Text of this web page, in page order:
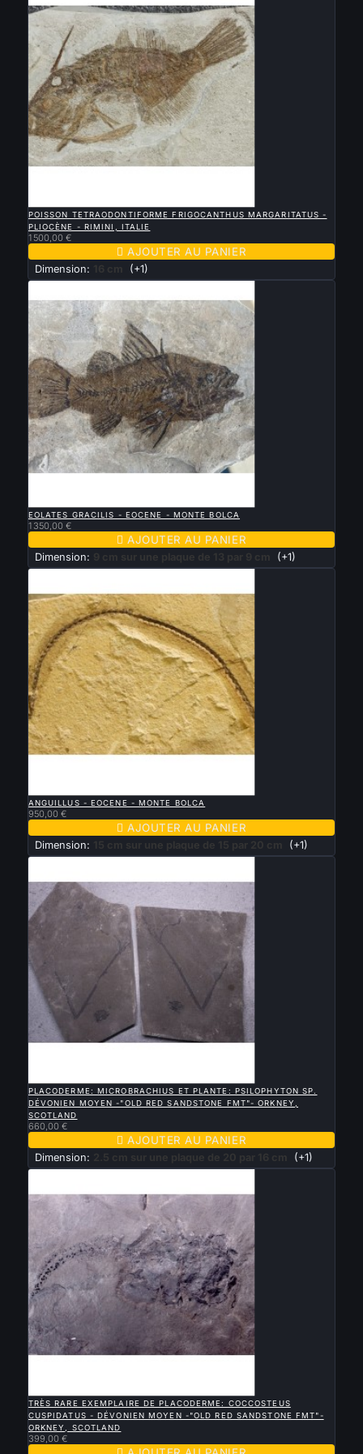
POISSON TETRAODONTIFORME FRIGOCANTHUS MARGARITATUS -
PLIOCÈNE - RIMINI, ITALIE
1 500,00 €
 AJOUTER AU PANIER
Dimension: 16 cm (+1)
EOLATES GRACILIS - EOCENE - MONTE BOLCA
1 350,00 €
 AJOUTER AU PANIER
Dimension: 9 cm sur une plaque de 13 par 9 cm (+1)
ANGUILLUS - EOCENE - MONTE BOLCA
950,00 €
 AJOUTER AU PANIER
Dimension: 15 cm sur une plaque de 15 par 20 cm (+1)
PLACODERME: MICROBRACHIUS ET PLANTE: PSILOPHYTON SP.
DÉVONIEN MOYEN -"OLD RED SANDSTONE FMT"- ORKNEY,
SCOTLAND
660,00 €
 AJOUTER AU PANIER
Dimension: 2.5 cm sur une plaque de 20 par 16 cm (+1)
TRÈS RARE EXEMPLAIRE DE PLACODERME: COCCOSTEUS
CUSPIDATUS - DÉVONIEN MOYEN -"OLD RED SANDSTONE FMT"-
ORKNEY, SCOTLAND
399,00 €